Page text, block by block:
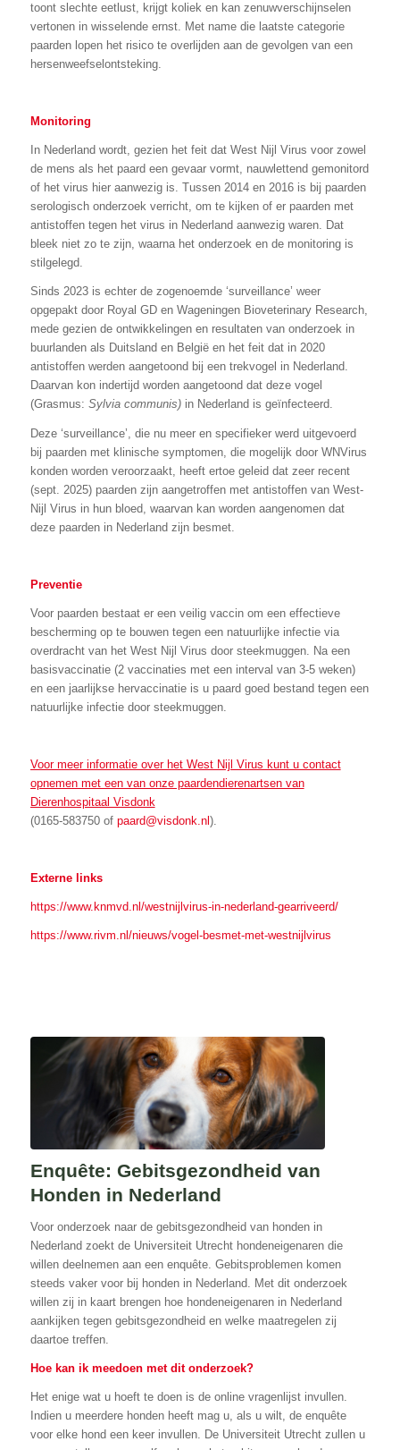
toont slechte eetlust, krijgt koliek en kan zenuwverschijnselen
vertonen in wisselende ernst. Met name die laatste categorie
paarden lopen het risico te overlijden aan de gevolgen van een
hersenweefselontsteking.
Monitoring
In Nederland wordt, gezien het feit dat West Nijl Virus voor zowel
de mens als het paard een gevaar vormt, nauwlettend gemonitord
of het virus hier aanwezig is. Tussen 2014 en 2016 is bij paarden
serologisch onderzoek verricht, om te kijken of er paarden met
antistoffen tegen het virus in Nederland aanwezig waren. Dat
bleek niet zo te zijn, waarna het onderzoek en de monitoring is
stilgelegd.
Sinds 2023 is echter de zogenoemde ‘surveillance’ weer
opgepakt door Royal GD en Wageningen Bioveterinary Research,
mede gezien de ontwikkelingen en resultaten van onderzoek in
buurlanden als Duitsland en België en het feit dat in 2020
antistoffen werden aangetoond bij een trekvogel in Nederland.
Daarvan kon indertijd worden aangetoond dat deze vogel
(Grasmus: Sylvia communis) in Nederland is geïnfecteerd.
Deze ‘surveillance’, die nu meer en specifieker werd uitgevoerd
bij paarden met klinische symptomen, die mogelijk door WNVirus
konden worden veroorzaakt, heeft ertoe geleid dat zeer recent
(sept. 2025) paarden zijn aangetroffen met antistoffen van West-
Nijl Virus in hun bloed, waarvan kan worden aangenomen dat
deze paarden in Nederland zijn besmet.
Preventie
Voor paarden bestaat er een veilig vaccin om een effectieve
bescherming op te bouwen tegen een natuurlijke infectie via
overdracht van het West Nijl Virus door steekmuggen. Na een
basisvaccinatie (2 vaccinaties met een interval van 3-5 weken)
en een jaarlijkse hervaccinatie is u paard goed bestand tegen een
natuurlijke infectie door steekmuggen.
Voor meer informatie over het West Nijl Virus kunt u contact
opnemen met een van onze paardendierenartsen van
Dierenhospitaal Visdonk
(0165-583750 of paard@visdonk.nl).
Externe links
https://www.knmvd.nl/westnijlvirus-in-nederland-gearriveerd/
https://www.rivm.nl/nieuws/vogel-besmet-met-westnijlvirus
Enquête: Gebitsgezondheid van
Honden in Nederland
Voor onderzoek naar de gebitsgezondheid van honden in
Nederland zoekt de Universiteit Utrecht hondeneigenaren die
willen deelnemen aan een enquête. Gebitsproblemen komen
steeds vaker voor bij honden in Nederland. Met dit onderzoek
willen zij in kaart brengen hoe hondeneigenaren in Nederland
aankijken tegen gebitsgezondheid en welke maatregelen zij
daartoe treffen.
Hoe kan ik meedoen met dit onderzoek?
Het enige wat u hoeft te doen is de online vragenlijst invullen.
Indien u meerdere honden heeft mag u, als u wilt, de enquête
voor elke hond een keer invullen. De Universiteit Utrecht zullen u